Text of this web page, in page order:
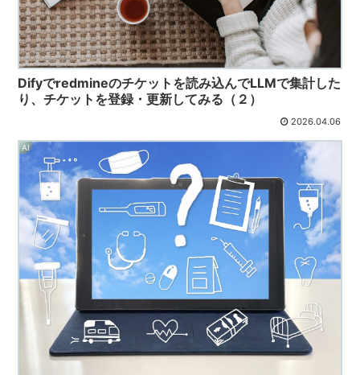
Difyでredmineのチケットを読み込んでLLMで集計した
り、チケットを登録・更新してみる（２）
2026.04.06
AI